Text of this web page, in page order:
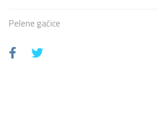
Pelene gaćice